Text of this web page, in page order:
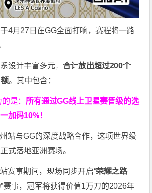
4月27日在GG全面打响，赛程将一路
设计丰富多元，合计放出超过200个
。其中包含：
是： 所有通过GG线上卫星赛晋级的选
加码10%！
站与GG的深度战略合作，这项世界级
式落地亚洲赛场。
赛事期间，现场同步开启“荣耀之路—
”赛事，冠军将获得价值1万刀的2026年